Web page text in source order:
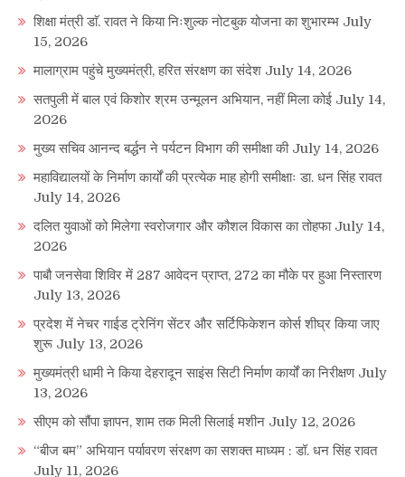
शिक्षा मंत्री डाॅ. रावत ने किया निःशुल्क नोटबुक योजना का शुभारम्भ July
15, 2026
मालाग्राम पहुंचे मुख्यमंत्री, हरित संरक्षण का संदेश July 14, 2026
सतपुली में बाल एवं किशोर श्रम उन्मूलन अभियान, नहीं मिला कोई July 14,
2026
मुख्य सचिव आनन्द बर्द्धन ने पर्यटन विभाग की समीक्षा की July 14, 2026
महाविद्यालयों के निर्माण कार्यों की प्रत्येक माह होगी समीक्षाः डा. धन सिंह रावत
July 14, 2026
दलित युवाओं को मिलेगा स्वरोजगार और कौशल विकास का तोहफा July 14,
2026
पाबौ जनसेवा शिविर में 287 आवेदन प्राप्त, 272 का मौके पर हुआ निस्तारण
July 13, 2026
प्रदेश में नेचर गाईड ट्रेनिंग सेंटर और सर्टिफिकेशन कोर्स शीघ्र किया जाए
शुरू July 13, 2026
मुख्यमंत्री धामी ने किया देहरादून साइंस सिटी निर्माण कार्यों का निरीक्षण July
13, 2026
सीएम को सौंपा ज्ञापन, शाम तक मिली सिलाई मशीन July 12, 2026
“बीज बम” अभियान पर्यावरण संरक्षण का सशक्त माध्यम : डॉ. धन सिंह रावत
July 11, 2026